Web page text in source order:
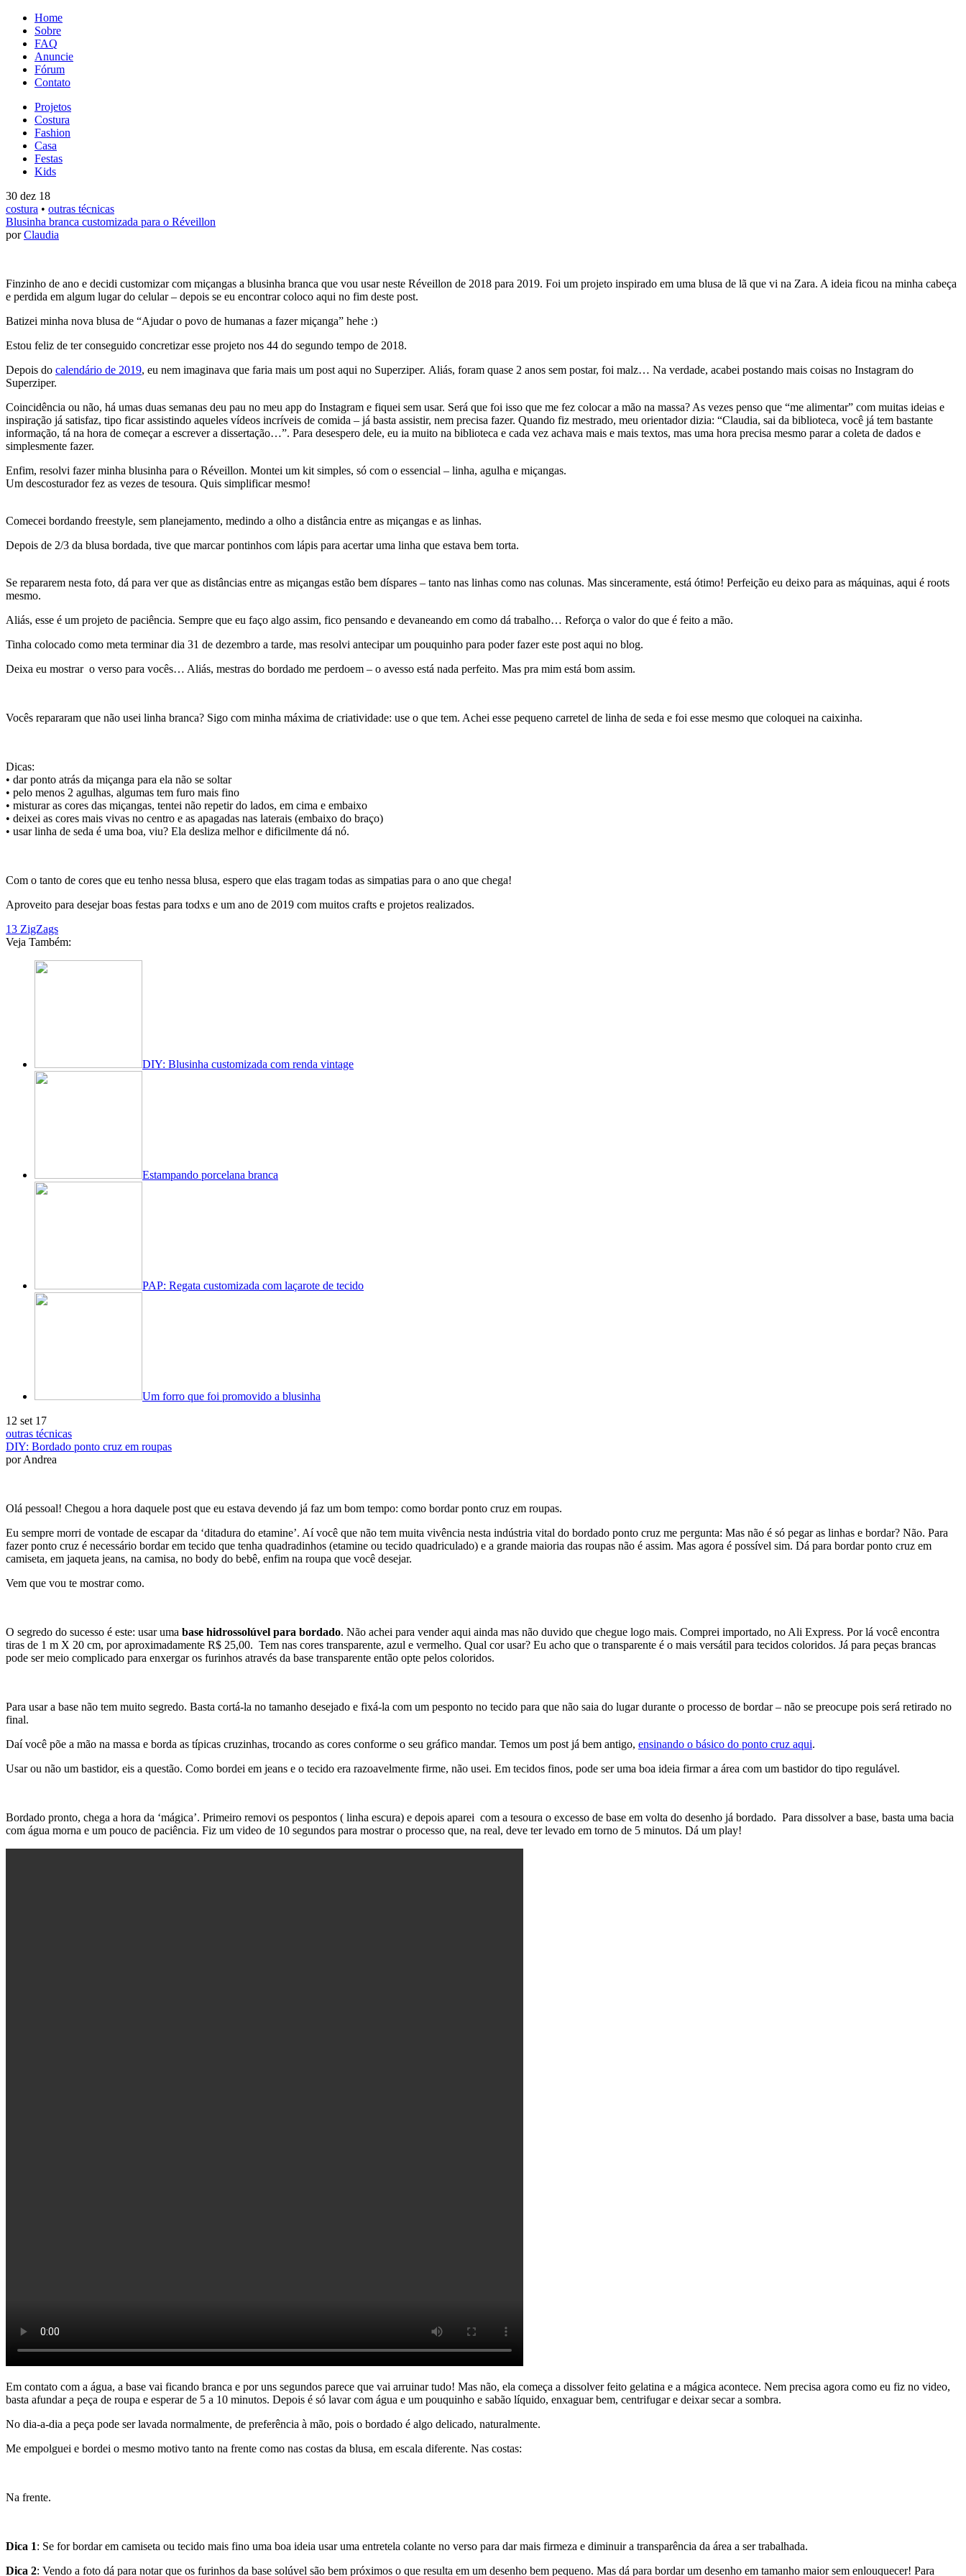
Home
Sobre
FAQ
Anuncie
Fórum
Contato
Projetos
Costura
Fashion
Casa
Festas
Kids
30 dez 18
costura • outras técnicas
Blusinha branca customizada para o Réveillon
porClaudia
Finzinho de ano e decidi customizar com miçangas a blusinha branca que vou usar neste Réveillon de 2018 para 2019. Foi um projeto inspirado em uma blusa de lã que vi na Zara. A ideia ficou na minha cabeça
e perdida em algum lugar do celular – depois se eu encontrar coloco aqui no fim deste post.
Batizei minha nova blusa de “Ajudar o povo de humanas a fazer miçanga” hehe :)
Estou feliz de ter conseguido concretizar esse projeto nos 44 do segundo tempo de 2018.
Depois do calendário de 2019, eu nem imaginava que faria mais um post aqui no Superziper. Aliás, foram quase 2 anos sem postar, foi malz… Na verdade, acabei postando mais coisas no Instagram do
Superziper.
Coincidência ou não, há umas duas semanas deu pau no meu app do Instagram e fiquei sem usar. Será que foi isso que me fez colocar a mão na massa? As vezes penso que “me alimentar” com muitas ideias e
inspiração já satisfaz, tipo ficar assistindo aqueles vídeos incríveis de comida – já basta assistir, nem precisa fazer. Quando fiz mestrado, meu orientador dizia: “Claudia, sai da biblioteca, você já tem bastante
informação, tá na hora de começar a escrever a dissertação…”. Para desespero dele, eu ia muito na biblioteca e cada vez achava mais e mais textos, mas uma hora precisa mesmo parar a coleta de dados e
simplesmente fazer.
Enfim, resolvi fazer minha blusinha para o Réveillon. Montei um kit simples, só com o essencial – linha, agulha e miçangas.
Um descosturador fez as vezes de tesoura. Quis simplificar mesmo!
Comecei bordando freestyle, sem planejamento, medindo a olho a distância entre as miçangas e as linhas.
Depois de 2/3 da blusa bordada, tive que marcar pontinhos com lápis para acertar uma linha que estava bem torta.
Se repararem nesta foto, dá para ver que as distâncias entre as miçangas estão bem díspares – tanto nas linhas como nas colunas. Mas sinceramente, está ótimo! Perfeição eu deixo para as máquinas, aqui é roots
mesmo.
Aliás, esse é um projeto de paciência. Sempre que eu faço algo assim, fico pensando e devaneando em como dá trabalho… Reforça o valor do que é feito a mão.
Tinha colocado como meta terminar dia 31 de dezembro a tarde, mas resolvi antecipar um pouquinho para poder fazer este post aqui no blog.
Deixa eu mostrar o verso para vocês… Aliás, mestras do bordado me perdoem – o avesso está nada perfeito. Mas pra mim está bom assim.
Vocês repararam que não usei linha branca? Sigo com minha máxima de criatividade: use o que tem. Achei esse pequeno carretel de linha de seda e foi esse mesmo que coloquei na caixinha.
Dicas:
• dar ponto atrás da miçanga para ela não se soltar
• pelo menos 2 agulhas, algumas tem furo mais fino
• misturar as cores das miçangas, tentei não repetir do lados, em cima e embaixo
• deixei as cores mais vivas no centro e as apagadas nas laterais (embaixo do braço)
• usar linha de seda é uma boa, viu? Ela desliza melhor e dificilmente dá nó.
Com o tanto de cores que eu tenho nessa blusa, espero que elas tragam todas as simpatias para o ano que chega!
Aproveito para desejar boas festas para todxs e um ano de 2019 com muitos crafts e projetos realizados.
13 ZigZags
Veja Também:
DIY: Blusinha customizada com renda vintage
Estampando porcelana branca
PAP: Regata customizada com laçarote de tecido
Um forro que foi promovido a blusinha
12 set 17
outras técnicas
DIY: Bordado ponto cruz em roupas
por Andrea
Olá pessoal! Chegou a hora daquele post que eu estava devendo já faz um bom tempo: como bordar ponto cruz em roupas.
Eu sempre morri de vontade de escapar da ‘ditadura do etamine’. Aí você que não tem muita vivência nesta indústria vital do bordado ponto cruz me pergunta: Mas não é só pegar as linhas e bordar? Não. Para
fazer ponto cruz é necessário bordar em tecido que tenha quadradinhos (etamine ou tecido quadriculado) e a grande maioria das roupas não é assim. Mas agora é possível sim. Dá para bordar ponto cruz em
camiseta, em jaqueta jeans, na camisa, no body do bebê, enfim na roupa que você desejar.
Vem que vou te mostrar como.
O segredo do sucesso é este: usar uma base hidrossolúvel para bordado. Não achei para vender aqui ainda mas não duvido que chegue logo mais. Comprei importado, no Ali Express. Por lá você encontra
tiras de 1 m X 20 cm, por aproximadamente R$ 25,00. Tem nas cores transparente, azul e vermelho. Qual cor usar? Eu acho que o transparente é o mais versátil para tecidos coloridos. Já para peças brancas
pode ser meio complicado para enxergar os furinhos através da base transparente então opte pelos coloridos.
Para usar a base não tem muito segredo. Basta cortá-la no tamanho desejado e fixá-la com um pesponto no tecido para que não saia do lugar durante o processo de bordar – não se preocupe pois será retirado no
final.
Daí você põe a mão na massa e borda as típicas cruzinhas, trocando as cores conforme o seu gráfico mandar. Temos um post já bem antigo, ensinando o básico do ponto cruz aqui.
Usar ou não um bastidor, eis a questão. Como bordei em jeans e o tecido era razoavelmente firme, não usei. Em tecidos finos, pode ser uma boa ideia firmar a área com um bastidor do tipo regulável.
Bordado pronto, chega a hora da ‘mágica’. Primeiro removi os pespontos ( linha escura) e depois aparei com a tesoura o excesso de base em volta do desenho já bordado. Para dissolver a base, basta uma bacia
com água morna e um pouco de paciência. Fiz um video de 10 segundos para mostrar o processo que, na real, deve ter levado em torno de 5 minutos. Dá um play!
Em contato com a água, a base vai ficando branca e por uns segundos parece que vai arruinar tudo! Mas não, ela começa a dissolver feito gelatina e a mágica acontece. Nem precisa agora como eu fiz no video,
basta afundar a peça de roupa e esperar de 5 a 10 minutos. Depois é só lavar com água e um pouquinho e sabão líquido, enxaguar bem, centrifugar e deixar secar a sombra.
No dia-a-dia a peça pode ser lavada normalmente, de preferência à mão, pois o bordado é algo delicado, naturalmente.
Me empolguei e bordei o mesmo motivo tanto na frente como nas costas da blusa, em escala diferente. Nas costas:
Na frente.
Dica 1: Se for bordar em camiseta ou tecido mais fino uma boa ideia usar uma entretela colante no verso para dar mais firmeza e diminuir a transparência da área a ser trabalhada.
Dica 2: Vendo a foto dá para notar que os furinhos da base solúvel são bem próximos o que resulta em um desenho bem pequeno. Mas dá para bordar um desenho em tamanho maior sem enlouquecer! Para